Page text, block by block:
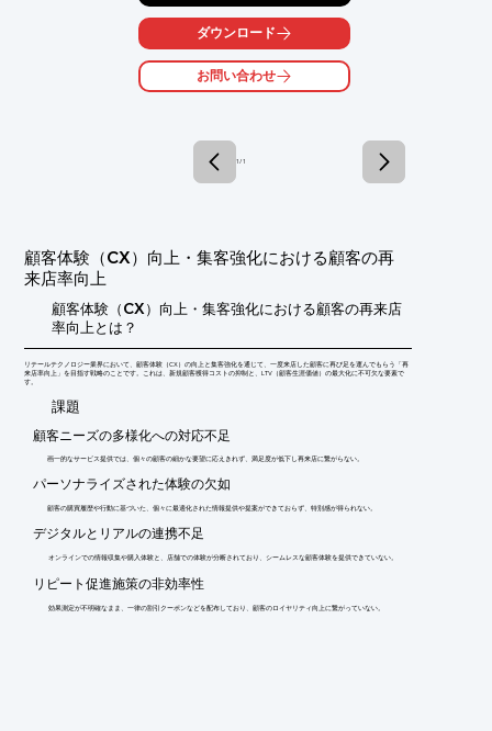
その他にも、「チャット機能」やアプリで手間なく受付できる
「チェックイン機能」など、様々な機能が標準搭載されておりま
ダウンロード
お問い合わせ
1 / 1
顧客体験（CX）向上・集客強化における顧客の再
来店率向上
顧客体験（CX）向上・集客強化における顧客の再来店
率向上とは？
リテールテクノロジー業界において、顧客体験（CX）の向上と集客強化を通じて、一度来店した顧客に再び足を運んでもらう「再
来店率向上」を目指す戦略のことです。これは、新規顧客獲得コストの抑制と、LTV（顧客生涯価値）の最大化に不可欠な要素で
す。
​課題
顧客ニーズの多様化への対応不足
画一的なサービス提供では、個々の顧客の細かな要望に応えきれず、満足度が低下し再来店に繋がらない。
パーソナライズされた体験の欠如
顧客の購買履歴や行動に基づいた、個々に最適化された情報提供や提案ができておらず、特別感が得られない。
デジタルとリアルの連携不足
オンラインでの情報収集や購入体験と、店舗での体験が分断されており、シームレスな顧客体験を提供できていない。
リピート促進施策の非効率性
効果測定が不明確なまま、一律の割引クーポンなどを配布しており、顧客のロイヤリティ向上に繋がっていない。